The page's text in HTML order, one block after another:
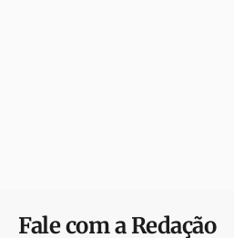
Fale com a Redação